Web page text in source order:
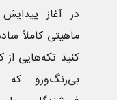
در آغاز
ماهیتی کاملاً
کنید تکه‌هایی
بی‌رنگ‌و‌رو